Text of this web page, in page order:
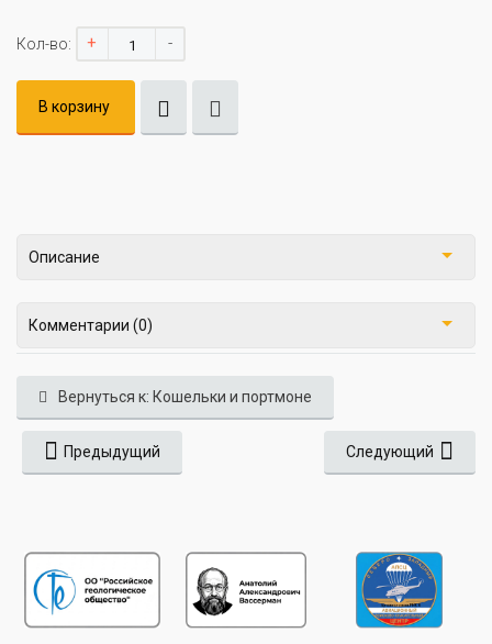
Кол-во: + -
В корзину
Описание
Комментарии (0)
Вернуться к: Кошельки и портмоне
Предыдущий Следующий